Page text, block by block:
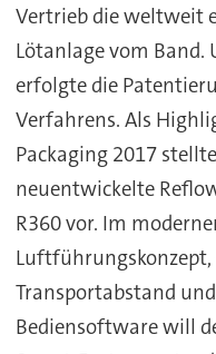
Vertrieb die weltweit
Lötanlage vom Band.
erfolgte die
Verfahrens. Als
Packaging 2017
neuentwickelte
R360 vor. Im
Transportabstand
Bediensoftware will